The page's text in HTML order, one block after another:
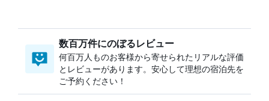
数百万件にのぼるレビュー
何百万人ものお客様から寄せられたリアルな評価
とレビューがあります。安心して理想の宿泊先を
ご予約ください！